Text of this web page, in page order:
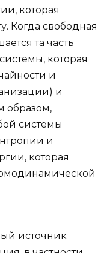
которая
Когда свободная
та часть
которая
и
и
образом,
системы
и
которая
источник